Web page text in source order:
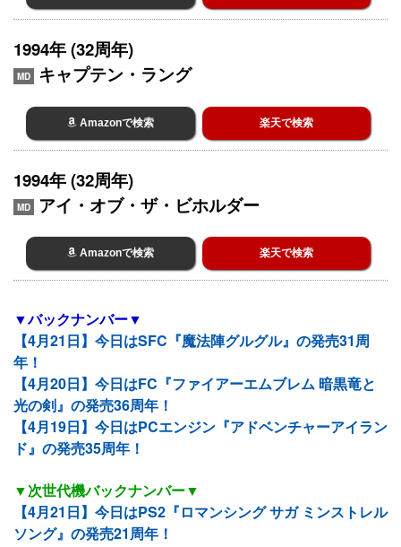
1994年 (32周年)
MD キャプテン・ラング
Amazonで検索 楽天で検索
1994年 (32周年)
MD アイ・オブ・ザ・ビホルダー
Amazonで検索 楽天で検索
▼バックナンバー▼
【4月21日】今日はSFC『魔法陣グルグル』の発売31周
年！
【4月20日】今日はFC『ファイアーエムブレム 暗黒竜と
光の剣』の発売36周年！
【4月19日】今日はPCエンジン『アドベンチャーアイラン
ド』の発売35周年！
▼次世代機バックナンバー▼
【4月21日】今日はPS2『ロマンシング サガ ミンストレル
ソング』の発売21周年！